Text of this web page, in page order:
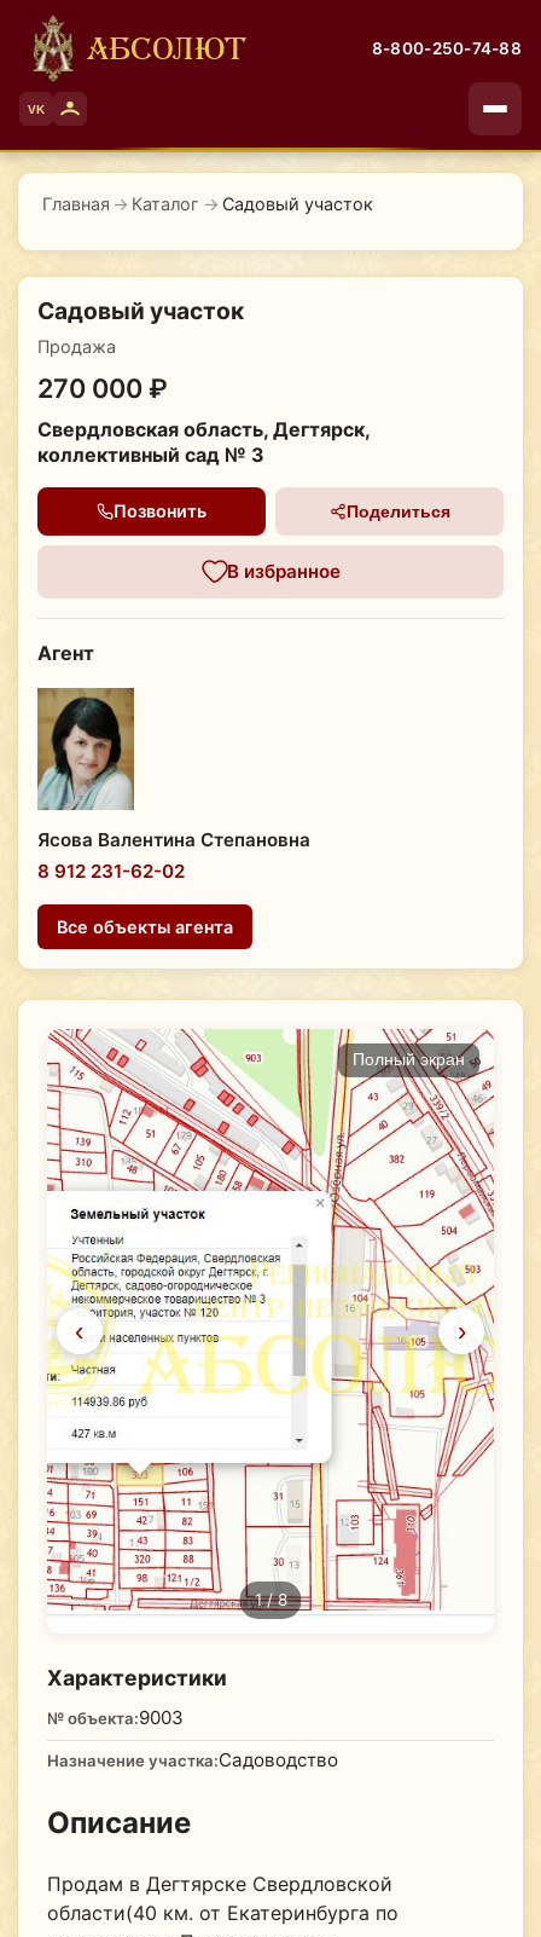
АБСОЛЮТ 8-800-250-74-88
VK
Главная → Каталог → Садовый участок
‹ ›
Полный экран
1/ 8
Характеристики
№ объекта:9003
Назначение участка:Садоводство
Описание
Продам в Дегтярске Свердловской
области(40 км. от Екатеринбурга по
Садовый участок
Продажа
270 000 ₽
Свердловская область, Дегтярск,
коллективный сад № 3
Позвонить Поделиться
В избранное
Агент
Ясова Валентина Степановна
8 912 231-62-02
Все объекты агента